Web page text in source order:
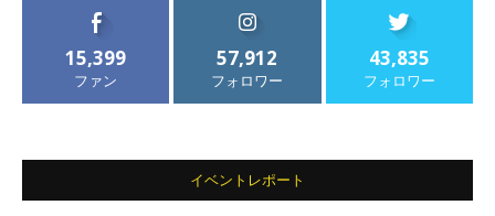
15,399
ファン
57,912
フォロワー
43,835
フォロワー
イベントレポート